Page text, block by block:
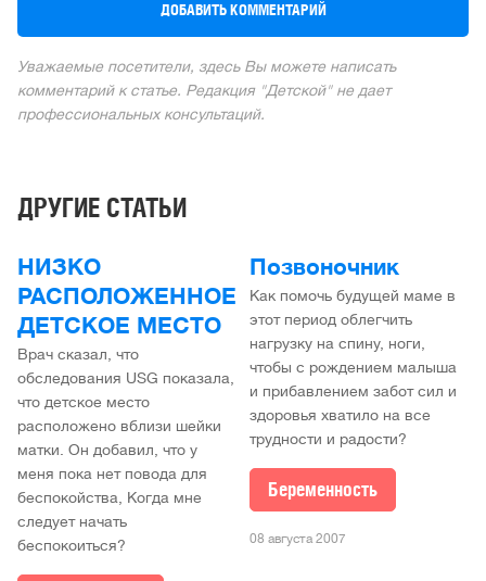
Уважаемые посетители, здесь Вы можете написать
комментарий к статье. Редакция "Детской" не дает
профессиональных консультаций.
ДРУГИЕ СТАТЬИ
НИЗКО
РАСПОЛОЖЕННОЕ
ДЕТСКОЕ МЕСТО
Врач сказал, что
обследования USG показала,
что детское место
расположено вблизи шейки
матки. Он добавил, что у
меня пока нет повода для
беспокойства, Когда мне
следует начать
беспокоиться?
Позвоночник
Как помочь будущей маме в
этот период облегчить
нагрузку на спину, ноги,
чтобы с рождением малыша
и прибавлением забот сил и
здоровья хватило на все
трудности и радости?
Беременность
08 августа 2007